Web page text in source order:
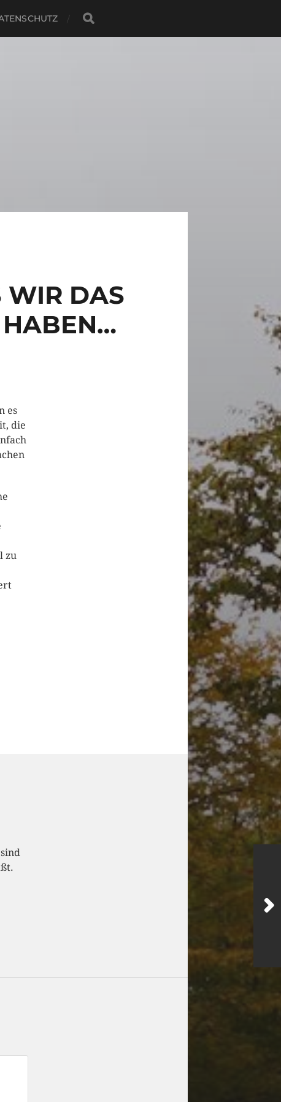
WIR DAS
HABEN…
es
die
zu